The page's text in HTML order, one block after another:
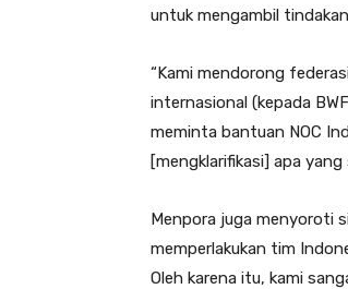
untuk mengambil
“Kami mendorong
internasional (kepada
meminta bantuan NOC
[mengklarifikasi] apa
Menpora juga menyoroti
memperlakukan tim
Oleh karena itu, kami